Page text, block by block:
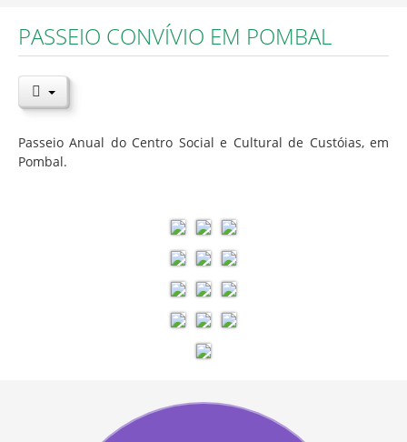
PASSEIO CONVÍVIO EM POMBAL
Passeio Anual do Centro Social e Cultural de Custóias, em
Pombal.